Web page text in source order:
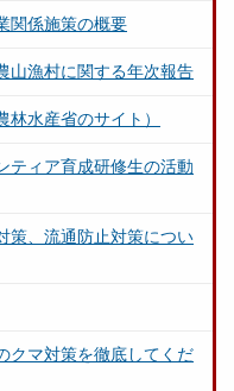
関係施策の概要
漁村に関する年次報告
水産省のサイト）
ィア育成研修生の活動
策、流通防止対策につい
マ対策を徹底してくだ